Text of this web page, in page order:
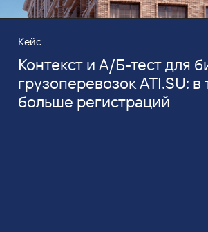
Кейс
Контекст и А/Б-тест для
грузоперевозок ATI.SU: в
больше регистраций